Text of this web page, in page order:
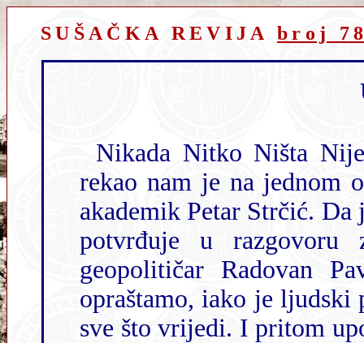
SUŠAČKA REVIJA broj
Nikada Nitko Ništa Nije Naučio (5N) iz
rekao nam je na jednom od
akademik Petar Strčić. Da je to
potvrđuje u
geopolitičar Radovan
opraštamo, iako je ljudski praštati, a isto tako olako rasprodajemo
sve što vrijedi. I pritom upozorava kako nije u pitanju prodaja već